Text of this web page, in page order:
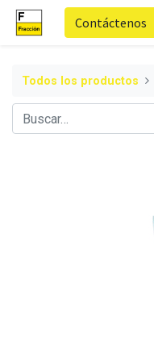
Contáctenos
Todos los productos